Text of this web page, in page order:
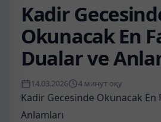
Kadir
Okunacak En
Dualar ve
14.03.2026 4 минут оқу
Kadir Gecesinde Okunacak En
Anlamları